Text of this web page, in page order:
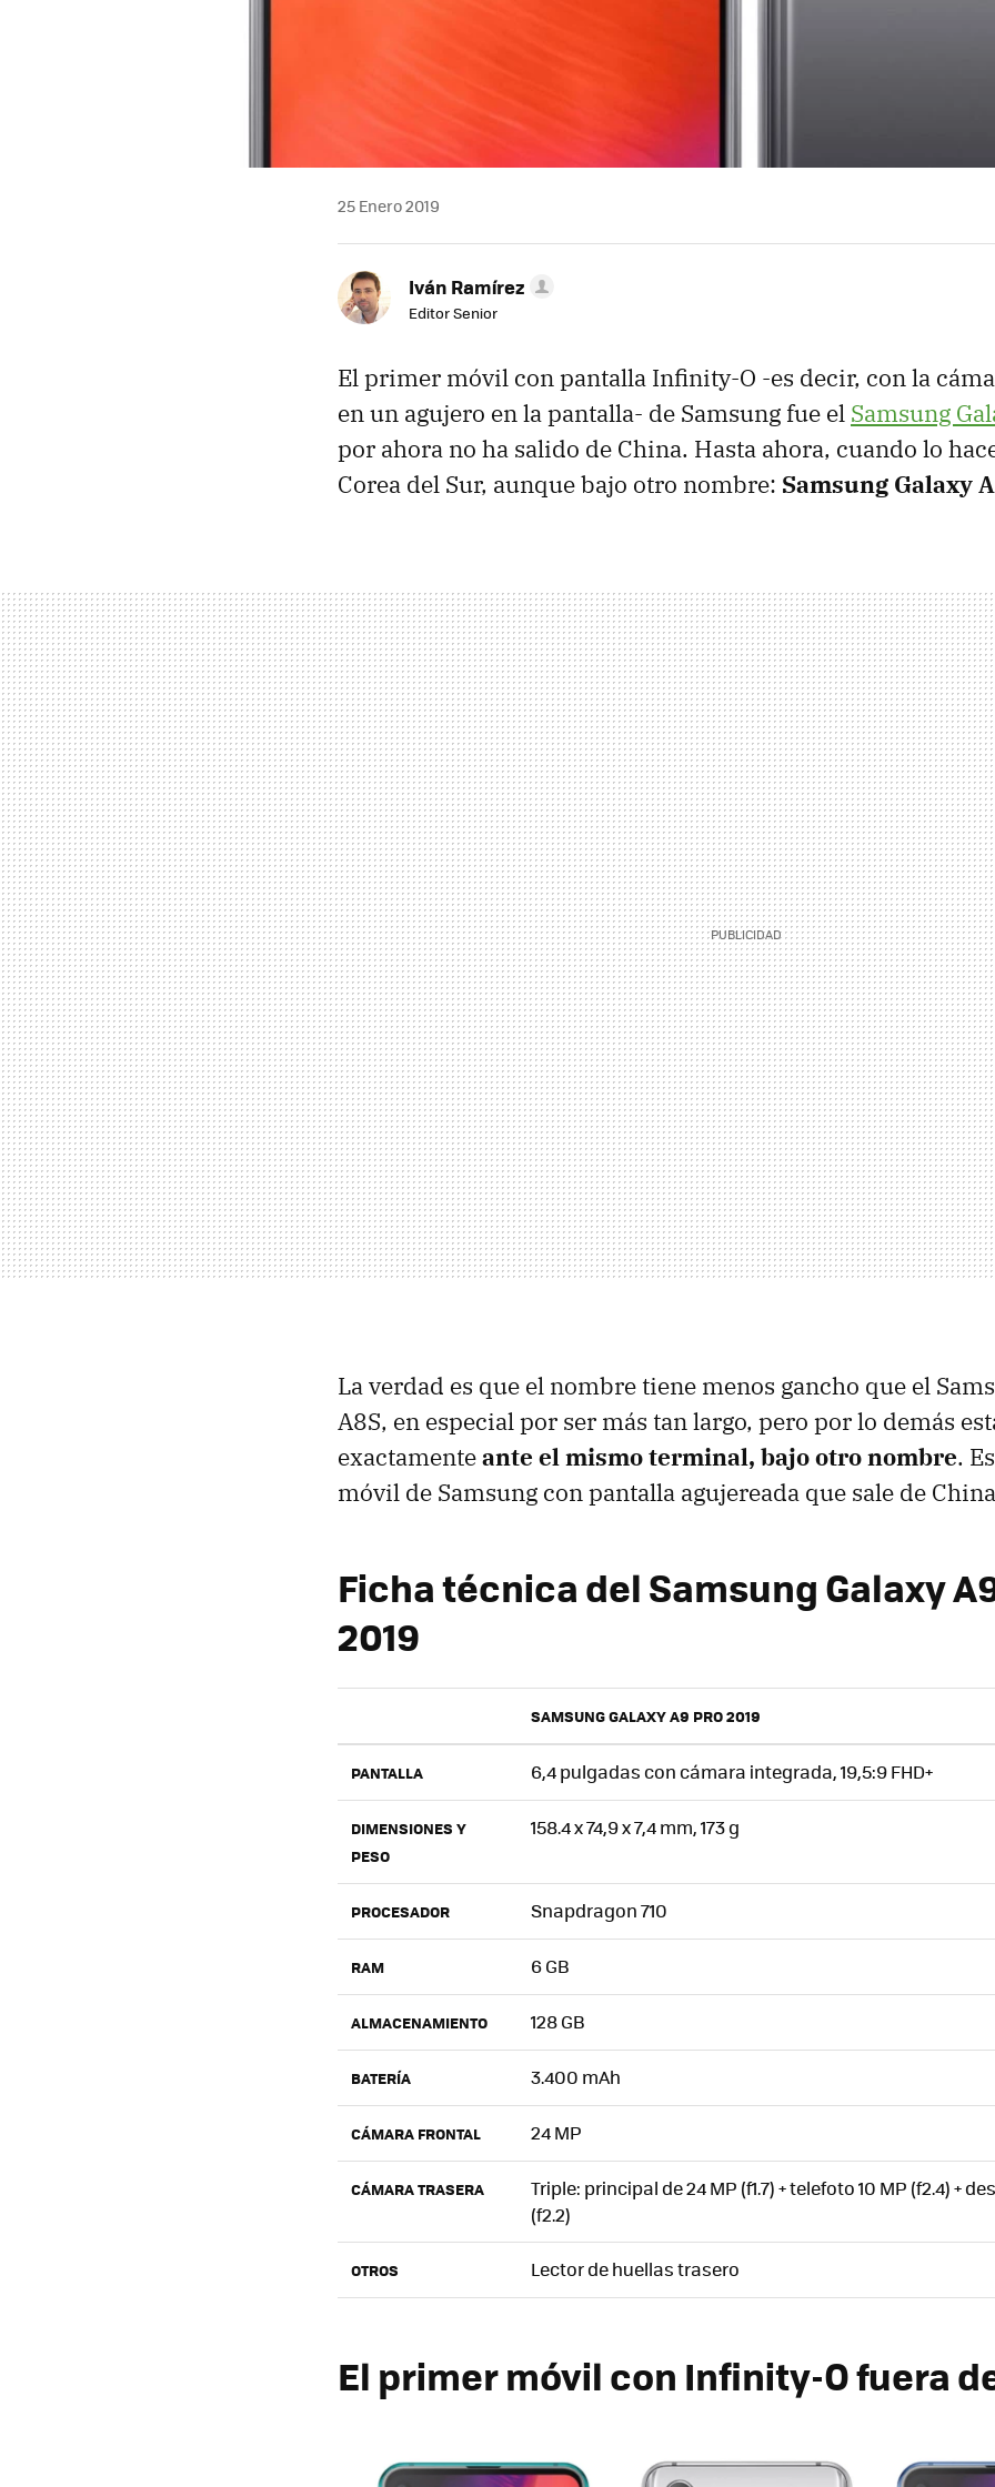
25 Enero 2019
Iván Ramírez
Editor Senior
El primer móvil con pantalla Infinity-O -es decir, con la
en un agujero en la pantalla- de Samsung fue el Samsung
por ahora no ha salido de China. Hasta ahora, cuando lo
Corea del Sur, aunque bajo otro nombre: Samsung Galaxy
La verdad es que el nombre tiene menos gancho que el
A8S, en especial por ser más tan largo, pero por lo demás
exactamenteante el mismo terminal, bajo otro nombre.
móvil de Samsung con pantalla agujereada que sale de
Ficha técnica del Samsung Galaxy
2019
SAMSUNG GALAXY A9 PRO 2019
PANTALLA 6,4 pulgadas con cámara integrada, 19,5:9 FHD+
DIMENSIONES Y
PESO
158.4 x 74,9 x 7,4 mm, 173 g
PROCESADOR Snapdragon 710
RAM 6 GB
ALMACENAMIENTO 128 GB
BATERÍA 3.400 mAh
CÁMARA FRONTAL 24 MP
CÁMARA TRASERA
Triple: principal de 24 MP (f1.7) + telefoto 10 MP (f2.4) +
(f2.2)
OTROS Lector de huellas trasero
El primer móvil con Infinity-O fuera